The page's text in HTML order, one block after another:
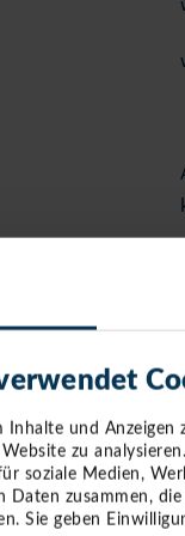
Inhalte und
zu
soziale Medien,
Daten zusammen,
Sie geben